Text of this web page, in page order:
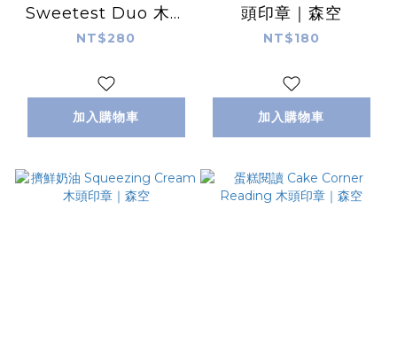
Sweetest Duo 木頭
印章｜森空
NT$280
加入購物車
頭印章｜森空
NT$180
加入購物車